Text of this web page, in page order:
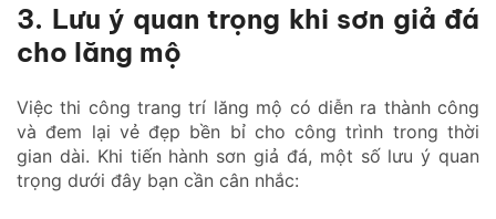
3. Lưu ý quan trọng khi sơn giả đá
cho lăng mộ
Việc thi công trang trí lăng mộ có diễn ra thành công
và đem lại vẻ đẹp bền bỉ cho công trình trong thời
gian dài. Khi tiến hành sơn giả đá, một số lưu ý quan
trọng dưới đây bạn cần cân nhắc: